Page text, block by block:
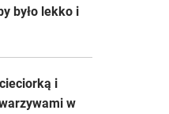
było lekko i
i
w